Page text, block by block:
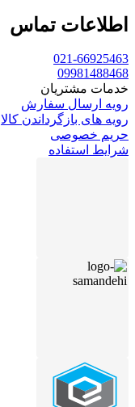
اطلاعات تماس
021-66925463
09981488468
خدمات مشتریان
رویه ارسال سفارش
رویه های بازگرداندن کالا
حریم خصوصی
شرایط استفاده